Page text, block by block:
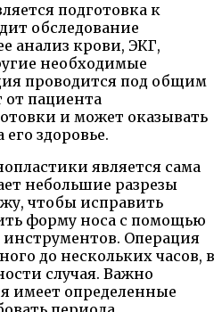
подготовка к
обследование
анализ крови, ЭКГ,
необходимые
проводится под общим
от пациента
и может оказывать
здоровье.
является сама
небольшие разрезы
чтобы исправить
форму носа с помощью
Операция
до нескольких часов, в
случая. Важно
имеет определенные